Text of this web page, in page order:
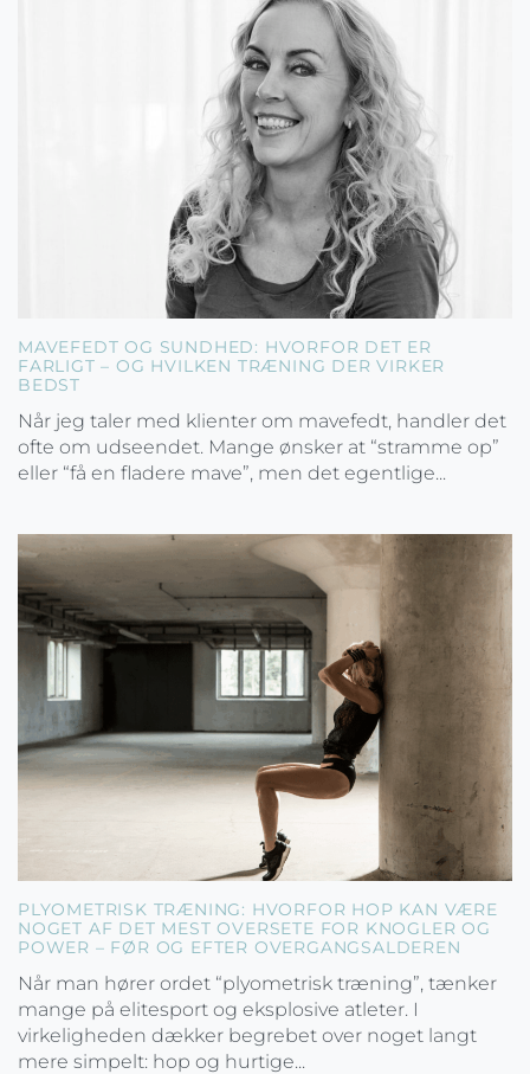
MAVEFEDT OG SUNDHED: HVORFOR DET ER
FARLIGT – OG HVILKEN TRÆNING DER VIRKER
BEDST
Når jeg taler med klienter om mavefedt, handler det
ofte om udseendet. Mange ønsker at “stramme op”
eller “få en fladere mave”, men det egentlige...
PLYOMETRISK TRÆNING: HVORFOR HOP KAN VÆRE
NOGET AF DET MEST OVERSETE FOR KNOGLER OG
POWER – FØR OG EFTER OVERGANGSALDEREN
Når man hører ordet “plyometrisk træning”, tænker
mange på elitesport og eksplosive atleter. I
virkeligheden dækker begrebet over noget langt
mere simpelt: hop og hurtige...